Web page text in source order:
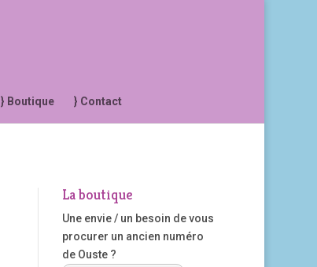
} Boutique } Contact
La boutique
Une envie / un besoin de vous
procurer un ancien numéro
de Ouste ?